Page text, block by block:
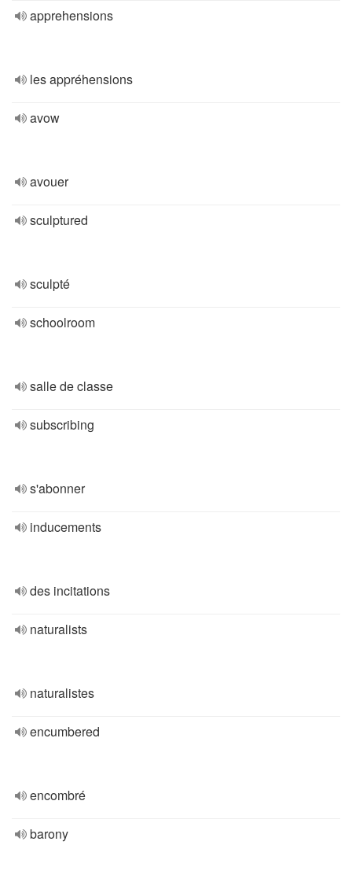
apprehensions
les appréhensions
avow
avouer
sculptured
sculpté
schoolroom
salle de classe
subscribing
s'abonner
inducements
des incitations
naturalists
naturalistes
encumbered
encombré
barony